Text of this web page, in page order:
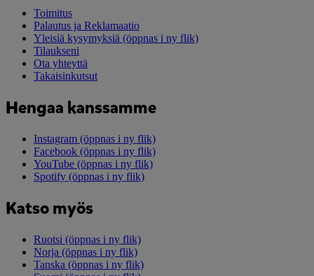
Toimitus
Palautus ja Reklamaatio
Yleisiä kysymyksiä (öppnas i ny flik)
Tilaukseni
Ota yhteyttä
Takaisinkutsut
Hengaa kanssamme
Instagram (öppnas i ny flik)
Facebook (öppnas i ny flik)
YouTube (öppnas i ny flik)
Spotify (öppnas i ny flik)
Katso myös
Ruotsi (öppnas i ny flik)
Norja (öppnas i ny flik)
Tanska (öppnas i ny flik)